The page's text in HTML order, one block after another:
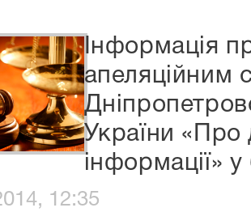
Інформація
апеляційним
України «Про
інформації»
12:35